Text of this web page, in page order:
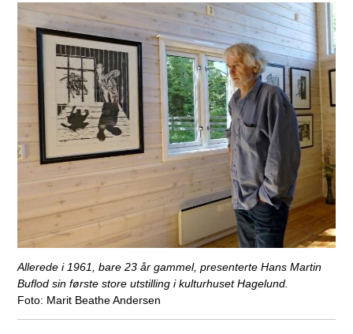
Allerede i 1961, bare 23 år gammel, presenterte Hans Martin
Buflod sin første store utstilling i kulturhuset Hagelund.
Marit Beathe Andersen